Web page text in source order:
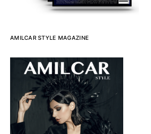
AMILCAR STYLE MAGAZINE